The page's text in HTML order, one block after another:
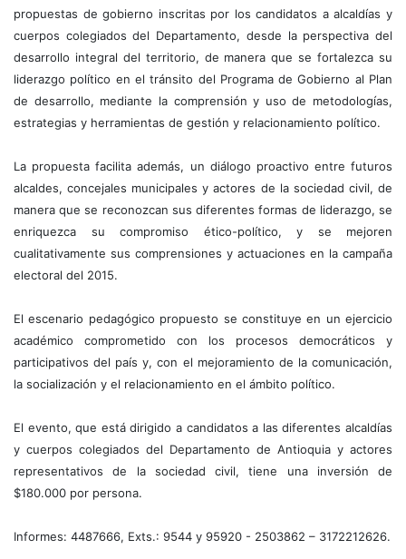
propuestas de gobierno inscritas por los candidatos a alcaldías y
cuerpos colegiados del Departamento, desde la perspectiva del
desarrollo integral del territorio, de manera que se fortalezca su
liderazgo político en el tránsito del Programa de Gobierno al Plan
de desarrollo, mediante la comprensión y uso de metodologías,
estrategias y herramientas de gestión y relacionamiento político.
La propuesta facilita además, un diálogo proactivo entre futuros
alcaldes, concejales municipales y actores de la sociedad civil, de
manera que se reconozcan sus diferentes formas de liderazgo, se
enriquezca su compromiso ético-político, y se mejoren
cualitativamente sus comprensiones y actuaciones en la campaña
electoral del 2015.
El escenario pedagógico propuesto se constituye en un ejercicio
académico comprometido con los procesos democráticos y
participativos del país y, con el mejoramiento de la comunicación,
la socialización y el relacionamiento en el ámbito político.
El evento, que está dirigido a candidatos a las diferentes alcaldías
y cuerpos colegiados del Departamento de Antioquia y actores
representativos de la sociedad civil, tiene una inversión de
$180.000 por persona.
Informes: 4487666, Exts.: 9544 y 95920 - 2503862 – 3172212626.